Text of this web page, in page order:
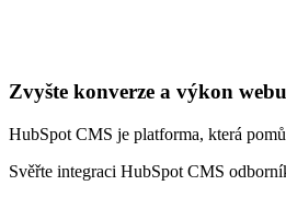
Zvyšte konverze a výkon
HubSpot CMS je platforma, která
Svěřte integraci HubSpot CMS